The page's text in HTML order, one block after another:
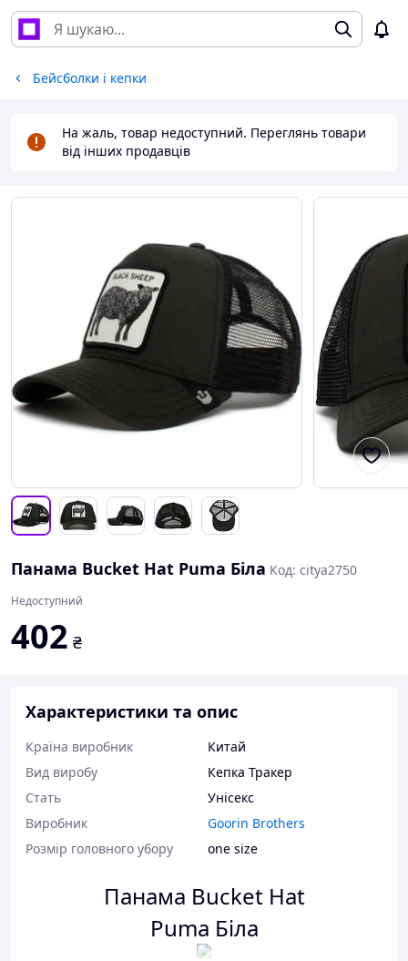
Бейсболки і кепки
На жаль, товар недоступний. Переглянь товари
від інших продавців
Панама Bucket Hat Puma Біла Код: citya2750
Недоступний
402 ₴
Характеристики та опис
Країна виробник
Китай
Вид виробу
Кепка Тракер
Стать
Унісекс
Виробник
Goorin Brothers
Розмір головного убору
one size
Панама Bucket Hat
Puma Біла